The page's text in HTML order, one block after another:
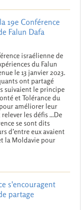
19e Conférence
Falun Dafa
israélienne de
du Falun
le 13 janvier 2023.
ont partagé
suivaient le principe
et Tolérance du
améliorer leur
les défis ...De
se sont dits
d’entre eux avaient
la Moldavie pour
s'encouragent
partage